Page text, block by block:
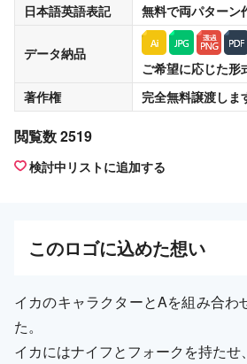
日本語英語表記
無料で両パターン
データ納品
ご希望に応じた形
著作権
完全無料譲渡しま
閲覧数 2519
検討中リストに追加する
このロゴに込めた想い
イカのキャラクターとAを組み合わ
た。
イカにはナイフとフォークを持た